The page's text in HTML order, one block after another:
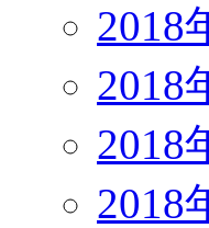
2018
2018
2018
2018